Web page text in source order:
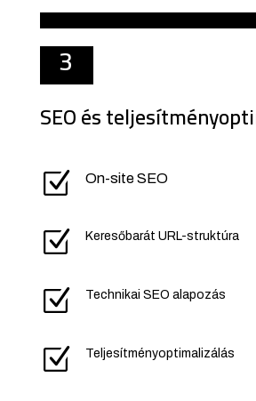
3
SEO és
Z On-site SEO
Z Keresőbarát URL-struktúra
Z Technikai SEO alapozás
Z Teljesítményoptimalizálás